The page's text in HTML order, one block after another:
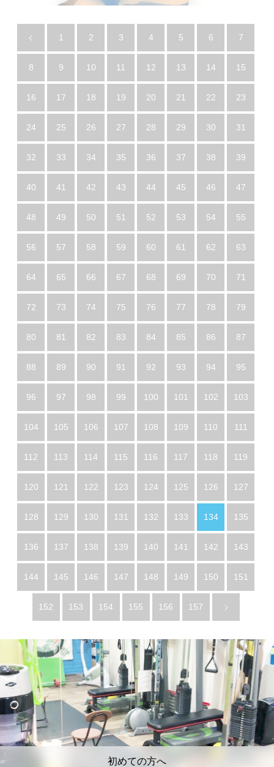
1 2 3 4 5 6 7
8 9 10 11 12 13 14 15
16 17 18 19 20 21 22 23
24 25 26 27 28 29 30 31
32 33 34 35 36 37 38 39
40 41 42 43 44 45 46 47
48 49 50 51 52 53 54 55
56 57 58 59 60 61 62 63
64 65 66 67 68 69 70 71
72 73 74 75 76 77 78 79
80 81 82 83 84 85 86 87
88 89 90 91 92 93 94 95
96 97 98 99 100 101 102 103
104 105 106 107 108 109 110 111
112 113 114 115 116 117 118 119
120 121 122 123 124 125 126 127
128 129 130 131 132 133 134 135
136 137 138 139 140 141 142 143
144 145 146 147 148 149 150 151
152 153 154 155 156 157
初めての方へ